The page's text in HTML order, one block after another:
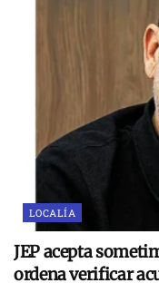
LOCALÍA
JEP acepta
ordena verificar